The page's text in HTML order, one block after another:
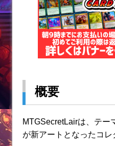
概要
MTGSecretLairは、テー
が新アートとなったコレ